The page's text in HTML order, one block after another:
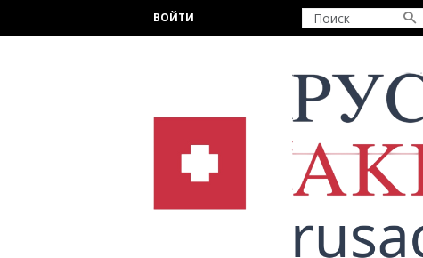
ВОЙТИ